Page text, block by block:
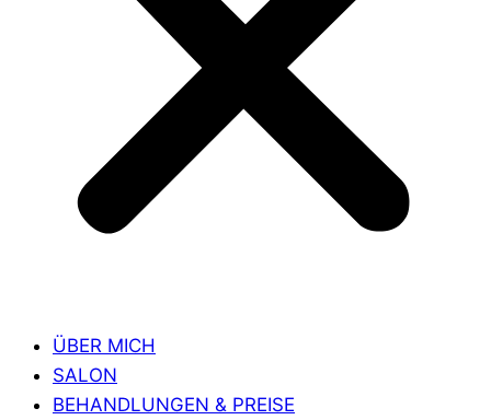
ÜBER MICH
SALON
BEHANDLUNGEN & PREISE